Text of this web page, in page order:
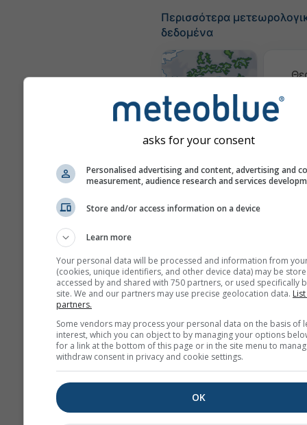
Περισσότερα
δεδομένα
Χάρτες καιρού
Stueve &
asks for your consent
Personalised advertising and content, advertising and
measurement, audience research and services
Store and/or access information on a device
Learn more
Your personal data will be processed and information from
(cookies, unique identifiers, and other device data) may be
accessed by and shared with 750 partners, or used specifically
site. We and our partners may use precise geolocation data.
partners.
Some vendors may process your personal data on the basis of
interest, which you can object to by managing your options
for a link at the bottom of this page or in the site menu to
withdraw consent in privacy and cookie settings.
OK